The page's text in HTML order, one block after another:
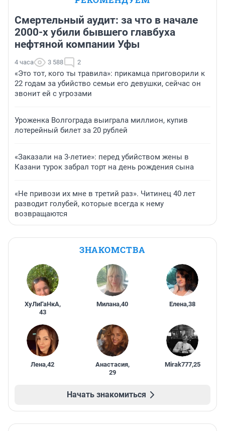
Смертельный аудит: за что в начале
2000-х убили бывшего главбуха
нефтяной компании Уфы
4 часа 3 588 2
«Это тот, кого ты травила»: прикамца приговорили к
22 годам за убийство семьи его девушки, сейчас он
звонит ей с угрозами
Уроженка Волгограда выиграла миллион, купив
лотерейный билет за 20 рублей
«Заказали на 3-летие»: перед убийством жены в
Казани турок забрал торт на день рождения сына
«Не привози их мне в третий раз». Читинец 40 лет
разводит голубей, которые всегда к нему
возвращаются
ЗНАКОМСТВА
ХуЛиГаНкА,
43
Милана,40 Елена,38
Лена,42 Анастасия,
29
Mirak777,25
Начать знакомиться